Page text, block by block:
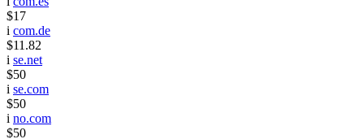
$17
i com.de
$11.82
i se.net
$50
i se.com
$50
i no.com
$50